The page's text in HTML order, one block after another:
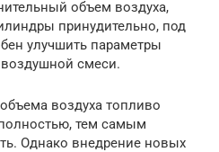
объем воздуха,
принудительно, под
улучшить параметры
смеси.
воздуха топливо
тем самым
Однако внедрение новых